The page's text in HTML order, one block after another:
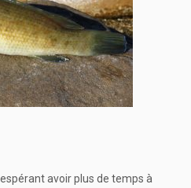
avoir plus de temps à